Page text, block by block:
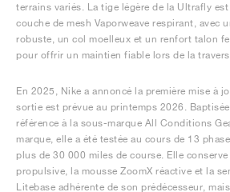
terrains variés. La tige légère de la Ultrafly
couche de mesh Vaporweave respirant, avec
robuste, un col moelleux et un renfort talon
pour offrir un maintien fiable lors de la
En 2025, Nike a annoncé la première mise à
sortie est prévue au printemps 2026.
référence à la sous-marque All Conditions
marque, elle a été testée au cours de 13
plus de 30 000 miles de course. Elle
propulsive, la mousse ZoomX réactive et la
Litebase adhérente de son prédécesseur,